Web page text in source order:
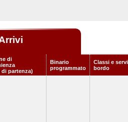
di
di partenza)
Binario
programmato
Classi e
bordo